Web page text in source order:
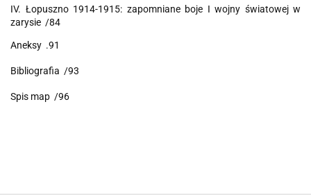
IV. Łopuszno 1914-1915: zapomniane boje I wojny światowej w
zarysie /84
Aneksy .91
Bibliografia /93
Spis map /96